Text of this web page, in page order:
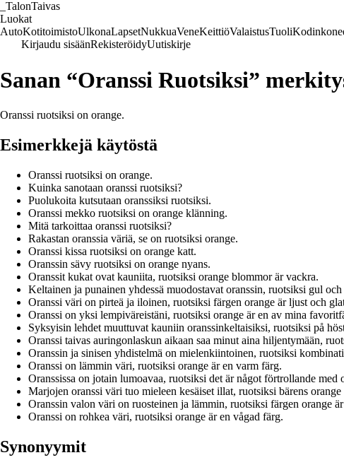
TalonTaivas
Luokat
AutoKotitoimistoUlkonaLapsetNukkuaVeneKeittiöValaistusTuoli
Kirjaudu sisäänRekisteröidyUutiskirje
Sanan “Oranssi Ruotsiksi”
Oranssi ruotsiksi on orange.
Esimerkkejä käytöstä
Oranssi ruotsiksi on orange.
Kuinka sanotaan oranssi ruotsiksi?
Puolukoita kutsutaan oranssiksi ruotsiksi.
Oranssi mekko ruotsiksi on orange klänning.
Mitä tarkoittaa oranssi ruotsiksi?
Rakastan oranssia väriä, se on ruotsiksi orange.
Oranssi kissa ruotsiksi on orange katt.
Oranssin sävy ruotsiksi on orange nyans.
Oranssit kukat ovat kauniita, ruotsiksi orange blommor är vackra.
Keltainen ja punainen yhdessä muodostavat oranssin, ruotsiksi gul
Oranssi väri on pirteä ja iloinen, ruotsiksi färgen orange är ljust och
Oranssi on yksi lempiväreistäni, ruotsiksi orange är en av mina
Syksyisin lehdet muuttuvat kauniin oranssinkeltaisiksi, ruotsiksi på
Oranssi taivas auringonlaskun aikaan saa minut aina hiljentymään,
Oranssin ja sinisen yhdistelmä on mielenkiintoinen, ruotsiksi
Oranssi on lämmin väri, ruotsiksi orange är en varm färg.
Oranssissa on jotain lumoavaa, ruotsiksi det är något förtrollande med
Marjojen oranssi väri tuo mieleen kesäiset illat, ruotsiksi bärens
Oranssin valon väri on ruosteinen ja lämmin, ruotsiksi färgen orange
Oranssi on rohkea väri, ruotsiksi orange är en vågad färg.
Synonyymit